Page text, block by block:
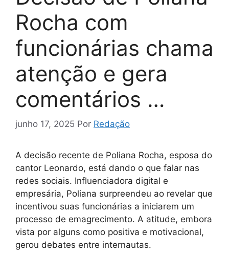
Rocha com
funcionárias chama
atenção e gera
comentários …
junho 17, 2025 Por Redação
A decisão recente de Poliana Rocha, esposa do
cantor Leonardo, está dando o que falar nas
redes sociais. Influenciadora digital e
empresária, Poliana surpreendeu ao revelar que
incentivou suas funcionárias a iniciarem um
processo de emagrecimento. A atitude, embora
vista por alguns como positiva e motivacional,
gerou debates entre internautas.